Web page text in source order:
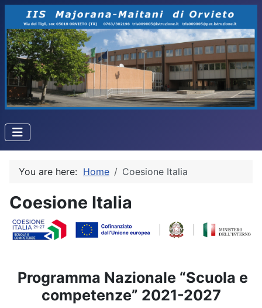
You are here: Home Coesione Italia
Coesione Italia
Programma Nazionale “Scuola e
competenze” 2021-2027